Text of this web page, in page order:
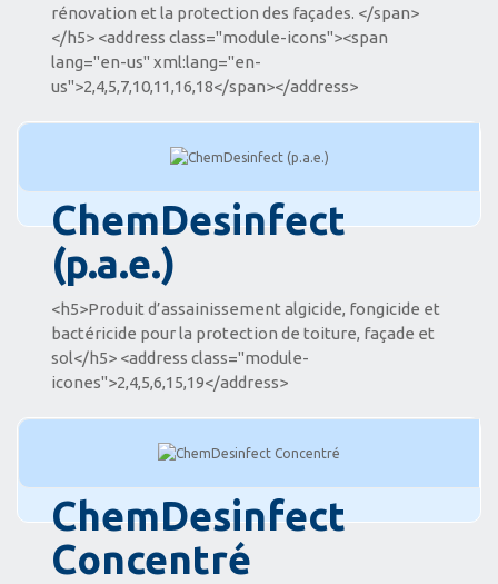
rénovation et la protection des façades. </span>
</h5> <address class="module-icons"><span
lang="en-us" xml:lang="en-
us">2,4,5,7,10,11,16,18</span></address>
ChemDesinfect
(p.a.e.)
<h5>Produit d’assainissement algicide, fongicide et
bactéricide pour la protection de toiture, façade et
sol</h5> <address class="module-
icones">2,4,5,6,15,19</address>
ChemDesinfect
Concentré